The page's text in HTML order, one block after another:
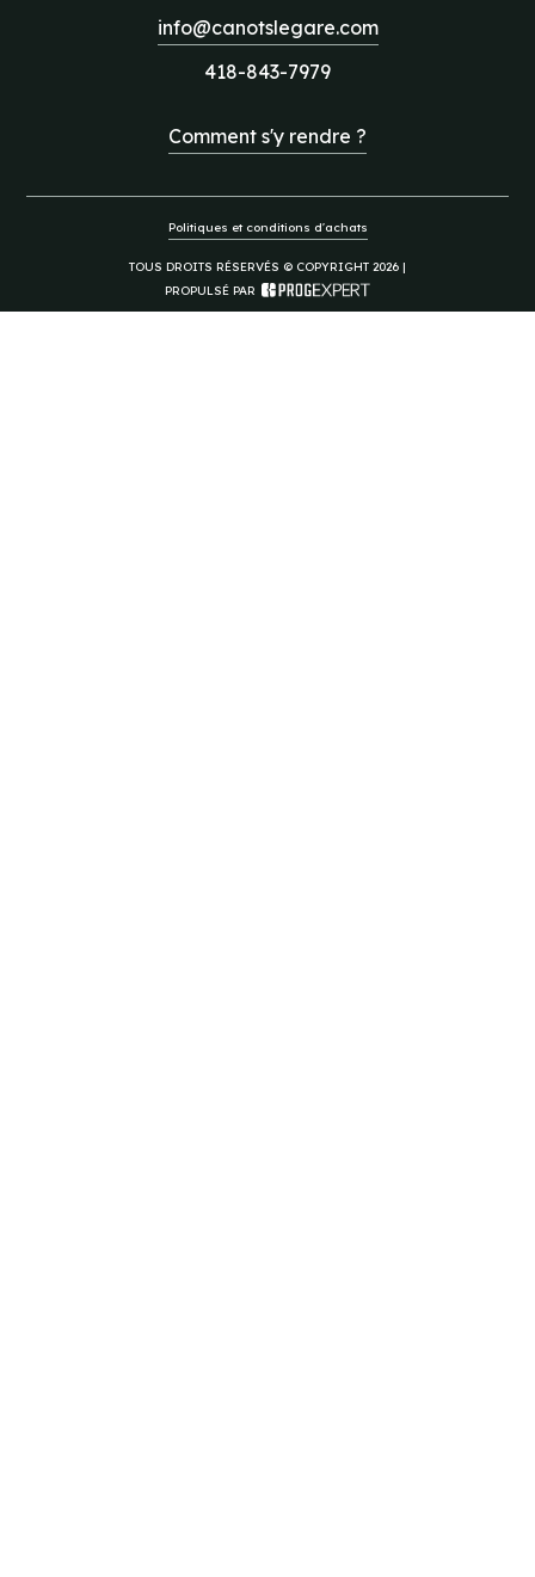
info@canotslegare.com
418-843-7979
Comment s'y rendre ?
Politiques et conditions d'achats
TOUS DROITS RÉSERVÉS © COPYRIGHT 2026 |
PROPULSÉ PAR